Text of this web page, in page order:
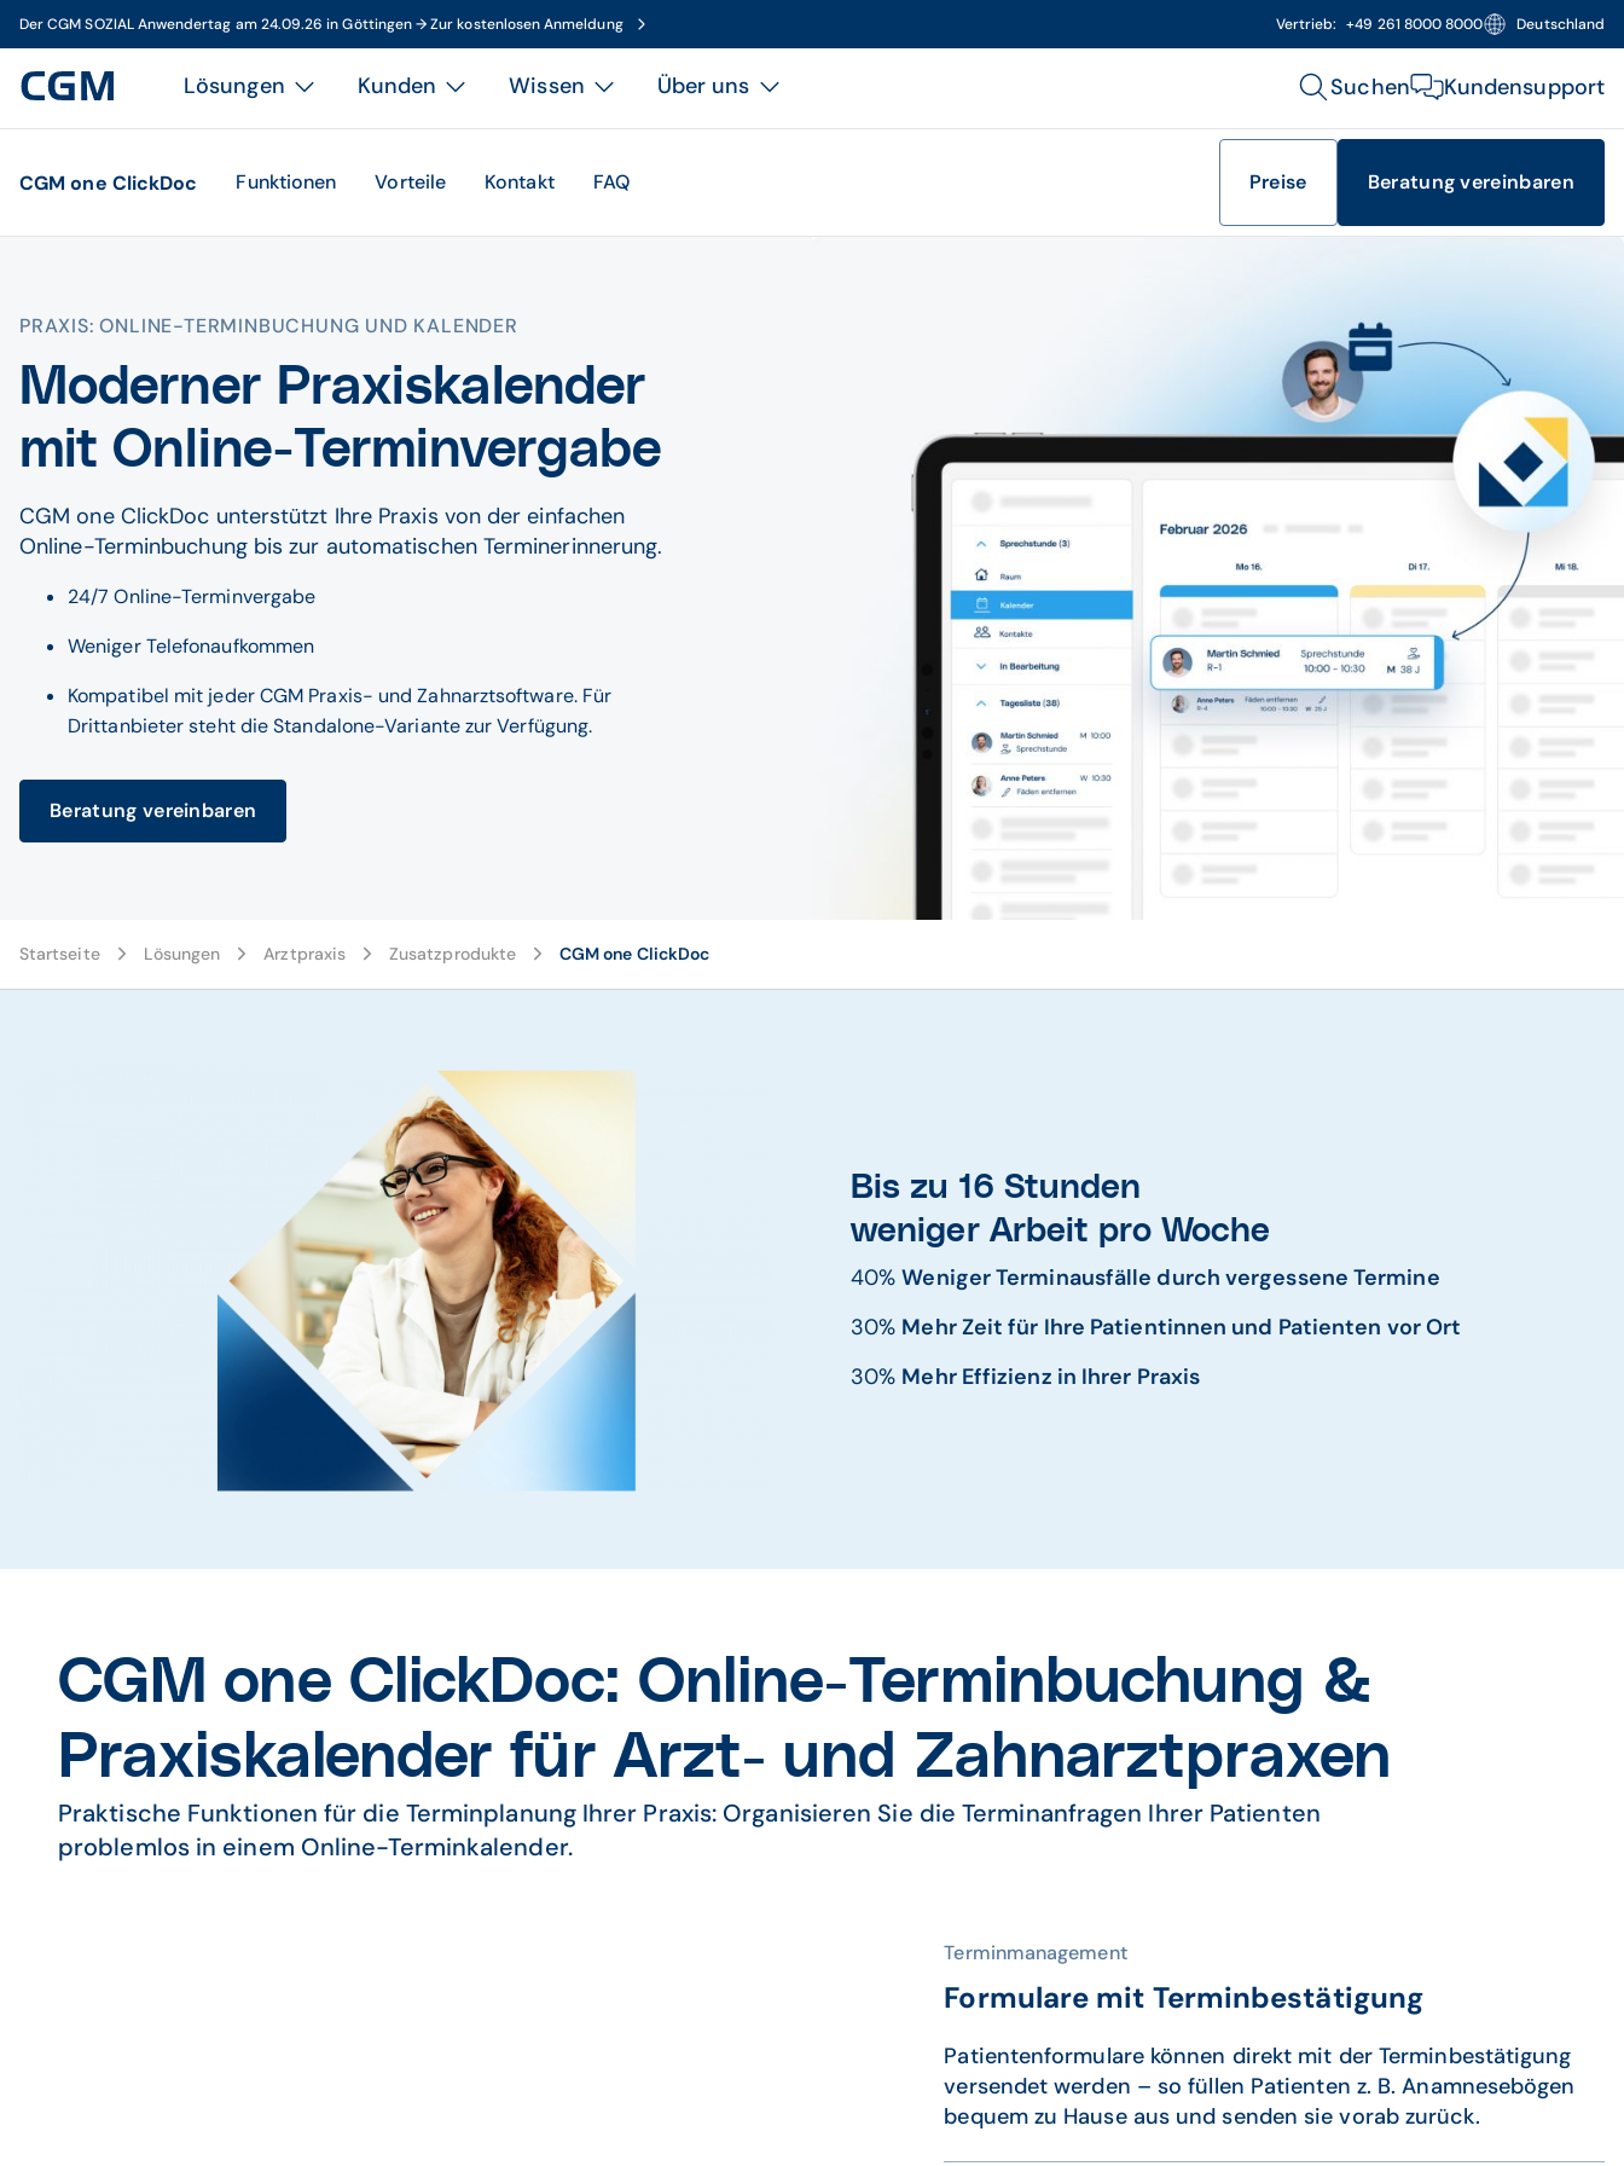
Der CGM SOZIAL Anwendertag am 24.09.26 in Göttingen → Zur kostenlosen Anmeldung Vertrieb: +49 261 8000 8000 Deutschland
Lösungen Kunden Wissen Über uns Suchen Kundensupport
CGM one ClickDoc Kontakt
Funktionen Vorteile FAQ Preise Beratung vereinbaren
PRAXIS: ONLINE-TERMINBUCHUNG UND KALENDER
Moderner Praxis­kalender
mit Online-Termin­vergabe
CGM one ClickDoc unterstützt Ihre Praxis von der einfachen
Online-Terminbuchung bis zur automatischen Terminerinnerung.
24/7 Online-Terminvergabe
Weniger Telefonaufkommen
Kompatibel mit jeder CGM Praxis- und Zahnarztsoftware. Für
Drittanbieter steht die Standalone-Variante zur Verfügung.
Beratung vereinbaren
Startseite Lösungen Arztpraxis Zusatzprodukte CGM one ClickDoc
Bis zu 16 Stunden
weniger Arbeit pro Woche
40%Weniger Terminausfälle durch vergessene Termine
30% Mehr Zeit für Ihre Patientinnen und Patienten vor Ort
30% Mehr Effizienz in Ihrer Praxis
CGM one ClickDoc: Online-Termin­buchung &
Praxis­kalender für Arzt- und Zahnarztpraxen
Praktische Funktionen für die Terminplanung Ihrer Praxis: Organisieren Sie die Terminanfragen Ihrer Patienten
problemlos in einem Online-Terminkalender.
Terminmanagement
Formulare mit Terminbestätigung
Patientenformulare können direkt mit der Terminbestätigung
versendet werden – so füllen Patienten z. B. Anamnesebögen
bequem zu Hause aus und senden sie vorab zurück.